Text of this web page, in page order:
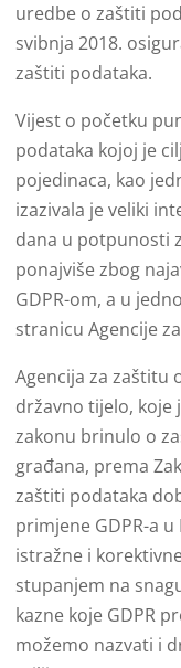
uredbe o zaštiti
svibnja 2018.
zaštiti podataka.
Vijest o početku
podataka kojoj je
pojedinaca, kao
izazivala je veliki
dana u potpunosti
ponajviše zbog
GDPR-om, a u
stranicu Agencije
Agencija za zaštitu
državno tijelo,
zakonu brinulo o
građana, prema
zaštiti podataka
primjene GDPR-a
istražne i
stupanjem na
kazne koje GDPR
možemo nazvati i